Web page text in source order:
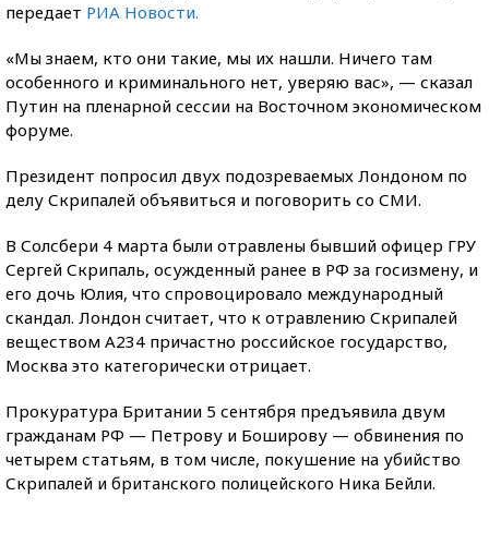
передает РИА Новости.
«Мы знаем, кто они такие, мы их нашли. Ничего там
особенного и криминального нет, уверяю вас», — сказал
Путин на пленарной сессии на Восточном экономическом
форуме.
Президент попросил двух подозреваемых Лондоном по
делу Скрипалей объявиться и поговорить со СМИ.
В Солсбери 4 марта были отравлены бывший офицер ГРУ
Сергей Скрипаль, осужденный ранее в РФ за госизмену, и
его дочь Юлия, что спровоцировало международный
скандал. Лондон считает, что к отравлению Скрипалей
веществом А234 причастно российское государство,
Москва это категорически отрицает.
Прокуратура Британии 5 сентября предъявила двум
гражданам РФ — Петрову и Боширову — обвинения по
четырем статьям, в том числе, покушение на убийство
Скрипалей и британского полицейского Ника Бейли.